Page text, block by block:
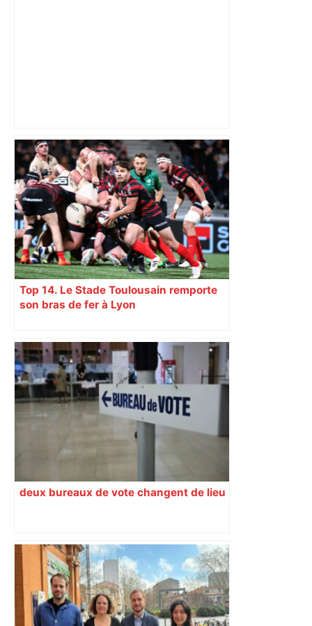
Municipales 2026 à Toulouse : voiture,
métro et train encombrent la campagne
électorale – – Le Mans.maville.com
Top 14. Le Stade Toulousain remporte
son bras de fer à Lyon
deux bureaux de vote changent de lieu